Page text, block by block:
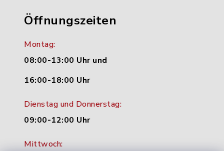
Öffnungszeiten
Montag:
08:00-13:00 Uhr und
16:00-18:00 Uhr
Dienstag und Donnerstag:
09:00-12:00 Uhr
Mittwoch: